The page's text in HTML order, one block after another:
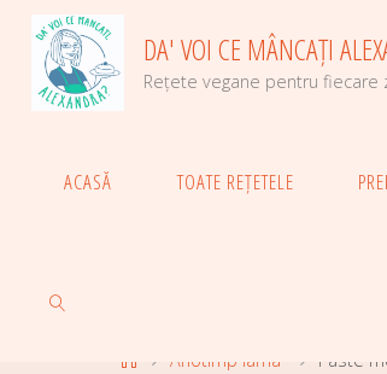
content
DA' VOI CE MÂNCAȚI
Rețete vegane pentru fiecare
ACASĂ TOATE REȚETELE
HomeAnotimp iarna Paste